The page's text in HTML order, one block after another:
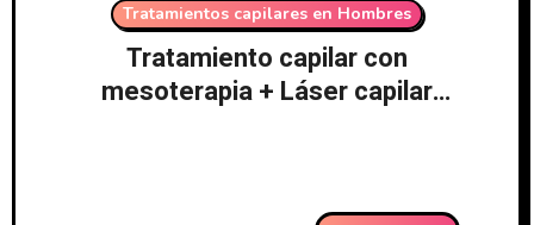
Tratamientos capilares en Hombres
Tratamiento capilar con
mesoterapia + Láser capilar